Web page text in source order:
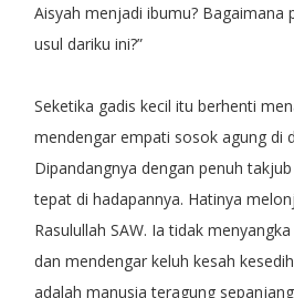
Aisyah menjadi ibumu? Bagaimana
usul dariku ini?”
Seketika gadis kecil itu berhenti
mendengar empati sosok agung di
Dipandangnya dengan penuh
tepat di hadapannya. Hatinya
Rasulullah SAW. Ia tidak
dan mendengar keluh kesah
adalah manusia teragung